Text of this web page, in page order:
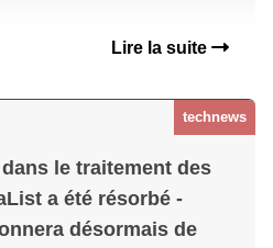
Lire la suite
technews
le traitement des
a été résorbé -
désormais de